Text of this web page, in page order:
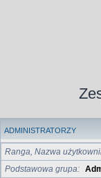
ADMINISTRATORZY
Ranga, Nazwa
Podstawowa grupa